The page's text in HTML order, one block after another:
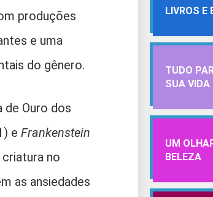
produções
e uma
do gênero.
de Ouro dos
e Frankenstein
no
as ansiedades
LIVROS E
TUDO
SUA VIDA
UM
BELEZA